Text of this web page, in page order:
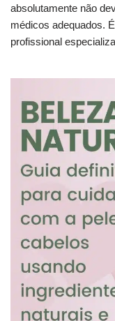
absolutamente não
médicos adequados.
profissional